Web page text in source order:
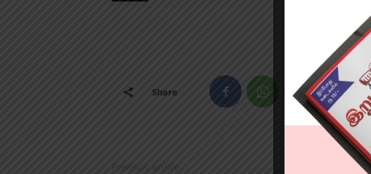
Share
Previous article